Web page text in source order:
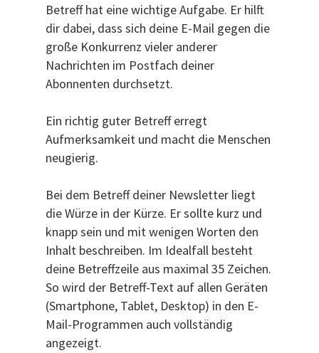
Betreff hat eine wichtige Aufgabe. Er hilft
dir dabei, dass sich deine E-Mail gegen die
große Konkurrenz vieler anderer
Nachrichten im Postfach deiner
Abonnenten durchsetzt.
Ein richtig guter Betreff erregt
Aufmerksamkeit und macht die Menschen
neugierig.
Bei dem Betreff deiner Newsletter liegt
die Würze in der Kürze. Er sollte kurz und
knapp sein und mit wenigen Worten den
Inhalt beschreiben. Im Idealfall besteht
deine Betreffzeile aus maximal 35 Zeichen.
So wird der Betreff-Text auf allen Geräten
(Smartphone, Tablet, Desktop) in den E-
Mail-Programmen auch vollständig
angezeigt.